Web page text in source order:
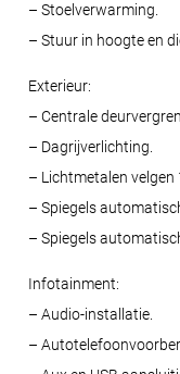
– Stoelverwarming.
– Stuur in hoogte en
Exterieur:
– Centrale
– Dagrijverlichting.
– Lichtmetalen velgen
– Spiegels
– Spiegels
Infotainment:
– Audio-installatie.
–